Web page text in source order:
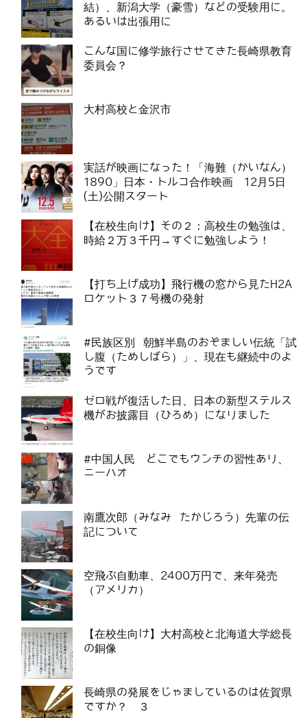
結）、新潟大学（豪雪）などの受験用に。
あるいは出張用に
こんな国に修学旅行させてきた長崎県教育
委員会？
大村高校と金沢市
実話が映画になった！「海難（かいなん）
1890」日本・トルコ合作映画 12月5日
(土)公開スタート
【在校生向け】その２：高校生の勉強は、
時給２万３千円→すぐに勉強しよう！
【打ち上げ成功】飛行機の窓から見たH2A
ロケット３７号機の発射
#民族区別 朝鮮半島のおぞましい伝統「試
し腹（ためしばら）」、現在も継続中のよ
うです
ゼロ戦が復活した日、日本の新型ステルス
機がお披露目（ひろめ）になりました
#中国人民 どこでもウンチの習性あり、
ニーハオ
南鷹次郎（みなみ たかじろう）先輩の伝
記について
空飛ぶ自動車、2400万円で、来年発売
（アメリカ）
【在校生向け】大村高校と北海道大学総長
の銅像
長崎県の発展をじゃましているのは佐賀県
ですか？ ３